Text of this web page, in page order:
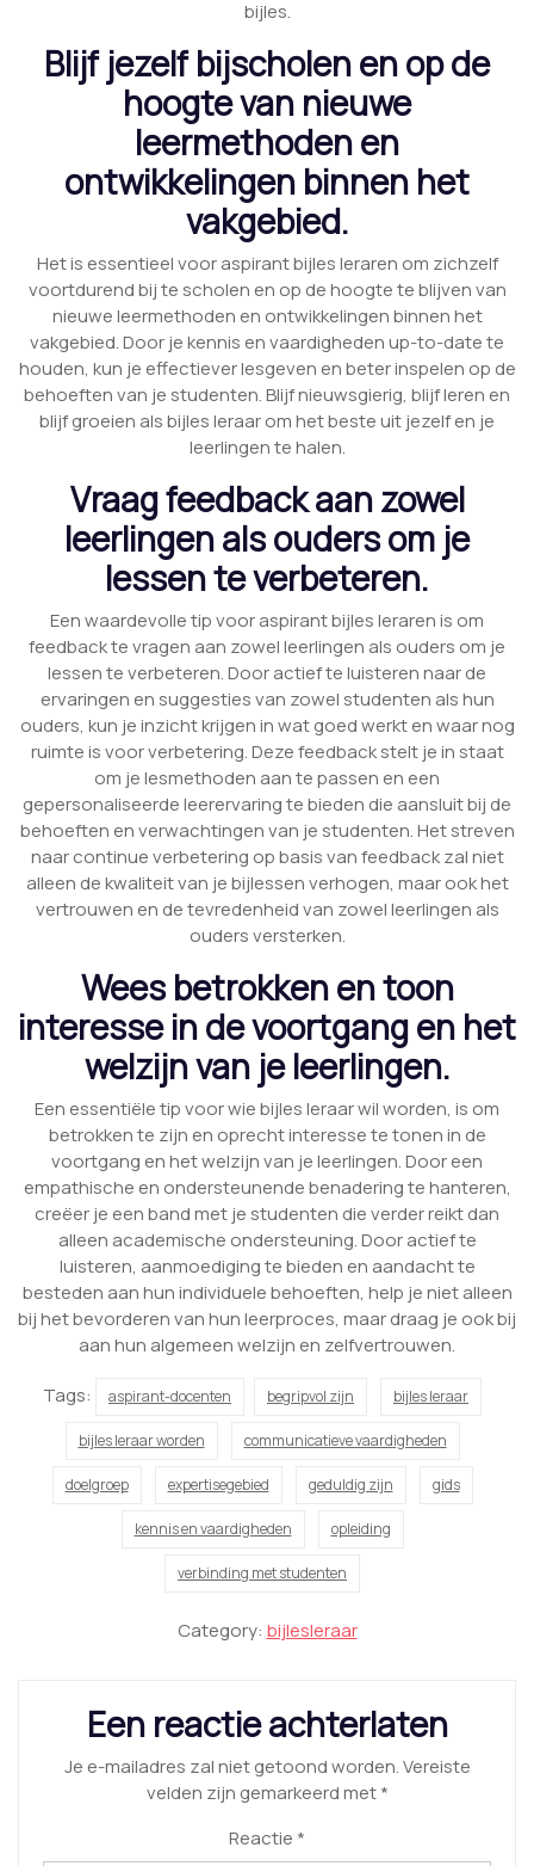
bijles.
Blijf jezelf bijscholen en op de
hoogte van nieuwe
leermethoden en
ontwikkelingen binnen het
vakgebied.
Het is essentieel voor aspirant bijles leraren om zichzelf
voortdurend bij te scholen en op de hoogte te blijven van
nieuwe leermethoden en ontwikkelingen binnen het
vakgebied. Door je kennis en vaardigheden up-to-date te
houden, kun je effectiever lesgeven en beter inspelen op de
behoeften van je studenten. Blijf nieuwsgierig, blijf leren en
blijf groeien als bijles leraar om het beste uit jezelf en je
leerlingen te halen.
Vraag feedback aan zowel
leerlingen als ouders om je
lessen te verbeteren.
Een waardevolle tip voor aspirant bijles leraren is om
feedback te vragen aan zowel leerlingen als ouders om je
lessen te verbeteren. Door actief te luisteren naar de
ervaringen en suggesties van zowel studenten als hun
ouders, kun je inzicht krijgen in wat goed werkt en waar nog
ruimte is voor verbetering. Deze feedback stelt je in staat
om je lesmethoden aan te passen en een
gepersonaliseerde leerervaring te bieden die aansluit bij de
behoeften en verwachtingen van je studenten. Het streven
naar continue verbetering op basis van feedback zal niet
alleen de kwaliteit van je bijlessen verhogen, maar ook het
vertrouwen en de tevredenheid van zowel leerlingen als
ouders versterken.
Wees betrokken en toon
interesse in de voortgang en het
welzijn van je leerlingen.
Een essentiële tip voor wie bijles leraar wil worden, is om
betrokken te zijn en oprecht interesse te tonen in de
voortgang en het welzijn van je leerlingen. Door een
empathische en ondersteunende benadering te hanteren,
creëer je een band met je studenten die verder reikt dan
alleen academische ondersteuning. Door actief te
luisteren, aanmoediging te bieden en aandacht te
besteden aan hun individuele behoeften, help je niet alleen
bij het bevorderen van hun leerproces, maar draag je ook bij
aan hun algemeen welzijn en zelfvertrouwen.
Tags:
aspirant-docenten begripvol zijn bijles leraar
bijles leraar worden communicatieve vaardigheden
doelgroep expertisegebied geduldig zijn gids
kennis en vaardigheden opleiding
verbinding met studenten
Category: bijlesleraar
Een reactie achterlaten
Je e-mailadres zal niet getoond worden.Vereiste
velden zijn gemarkeerd met*
Reactie *